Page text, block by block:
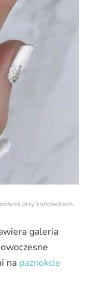
przy końcówkach.
galeria
na paznokcie